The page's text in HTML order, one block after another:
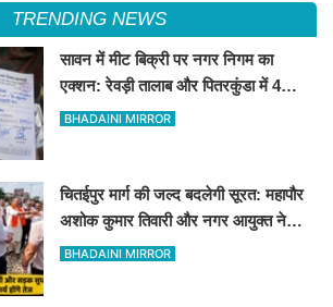
TRENDING NEWS
सावन में मीट बिक्री पर नगर निगम का
एक्शन: रेवड़ी तालाब और पितरकुंडा में 4
दुकानों पर गिरी गाज
BHADAINI MIRROR
चितईपुर मार्ग की जल्द बदलेगी सूरत: महापौर
अशोक कुमार तिवारी और नगर आयुक्त ने
किया औचक निरीक्षण
BHADAINI MIRROR